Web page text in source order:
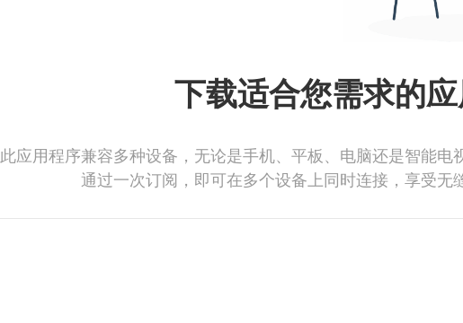
下载适合您需求的
此应用程序兼容多种设备，无论是手机、平板、电脑还是智能电
通过一次订阅，即可在多个设备上同时连接，享受无